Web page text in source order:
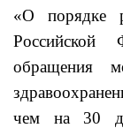
«О порядке
Российской
обращения
чем на 30